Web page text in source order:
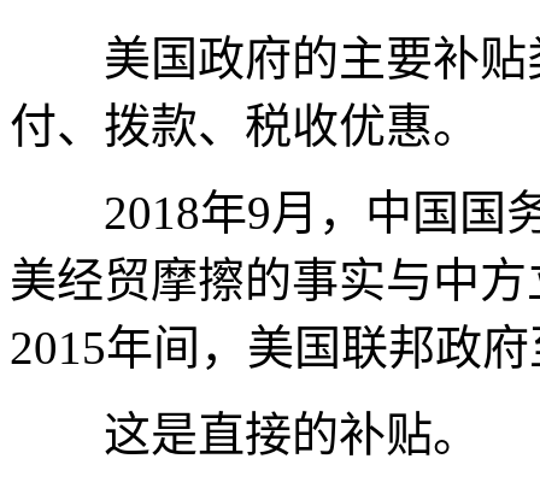
美国政府的主要补贴
付、拨款、税收优惠。
2018年9月，中国国
美经贸摩擦的事实与中
2015年间，美国联邦政
这是直接的补贴。